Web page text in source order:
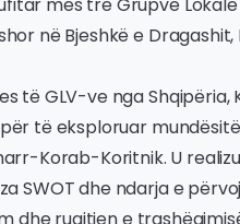
mes tre Grupve
në Bjeshkë e Dragashit,
të GLV-ve nga Shqipëria,
të eksploruar
Korab-Koritnik. U
SWOT dhe ndarja e